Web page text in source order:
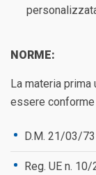
NORME:
La materia
essere conforme
D.M. 21/03/
Reg. UE n.